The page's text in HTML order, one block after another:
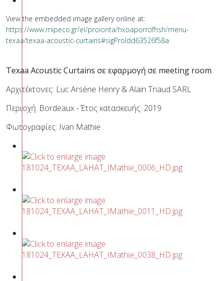
View the embedded image gallery online at:
https://www.mipeco.gr/el/proionta/hxoaporrofhsh/menu-
texaa/texaa-acoustic-curtains#sigProIdd63526f58a
Texaa Acoustic Curtains σε εφαρμογή σε meeting room
Αρχιτέκτονες: Luc Arsène Henry & Alain Triaud SARL
Περιοχή: Bordeaux - Έτος κατασκευής: 2019
Φωτογραφίες: Ivan Mathie